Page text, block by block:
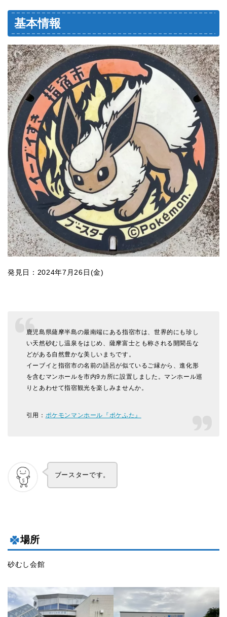
基本情報
発見日：2024年7月26日(金)
鹿児島県薩摩半島の最南端にある指宿市は、世界的にも珍し
い天然砂むし温泉をはじめ、薩摩富士とも称される開聞岳な
どがある自然豊かな美しいまちです。
イーブイと指宿市の名前の語呂が似ているご縁から、進化形
を含むマンホールを市内9カ所に設置しました。マンホール巡
りとあわせて指宿観光を楽しみませんか。
引用： ポケモンマンホール『ポケふた』
ブースターです。
場所
砂むし会館